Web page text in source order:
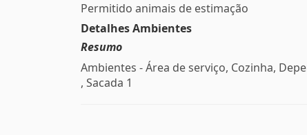
Permitido animais de estimação
Detalhes Ambientes
Resumo
Ambientes - Área de serviço, Cozinha,
, Sacada 1